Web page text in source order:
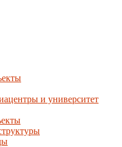
и университет